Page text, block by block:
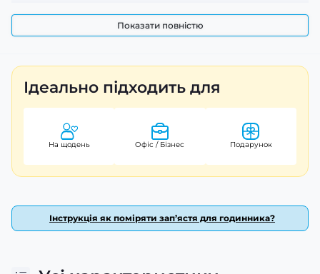
Годинник обладнаний функцією хронографа, а
підсвічування в темряві додає практичності. Індикатор
виробництва - Китай, а гарантія на виріб складає 12
місяців. Вага годинника - 79 грам.
Показати повністю
Ідеально підходить для
На щодень Офіс / Бізнес Подарунок
Інструкція як поміряти зап’ястя для годинника?